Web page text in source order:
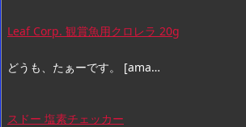
Leaf Corp. 観賞魚用クロレラ 20g
どうも、たぁーです。 [ama…
スドー 塩素チェッカー